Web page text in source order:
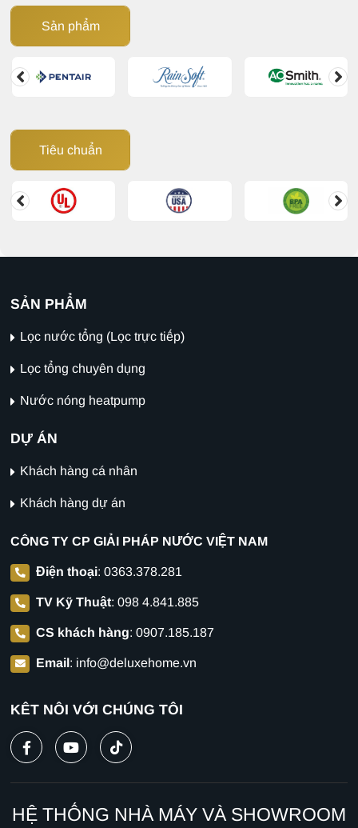
Sản phẩm
Tiêu chuẩn
CÔNG TY CP GIẢI PHÁP NƯỚC VIỆT NAM
Điện thoại: 0363.378.281
TV Kỹ Thuật: 098 4.841.885
CS khách hàng: 0907.185.187
Email: info@deluxehome.vn
SẢN PHẨM
Lọc nước tổng (Lọc trực tiếp)
Lọc tổng chuyên dụng
Nước nóng heatpump
DỰ ÁN
Khách hàng cá nhân
Khách hàng dự án
KẾT NỐI VỚI CHÚNG TÔI
HỆ THỐNG NHÀ MÁY VÀ SHOWROOM